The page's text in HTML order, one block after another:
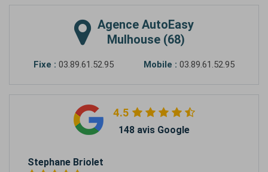
Agence AutoEasy
Mulhouse (68)
Fixe : 03.89.61.52.95 Mobile : 03.89.61.52.95
4.5
148 avis Google
Stephane Briolet